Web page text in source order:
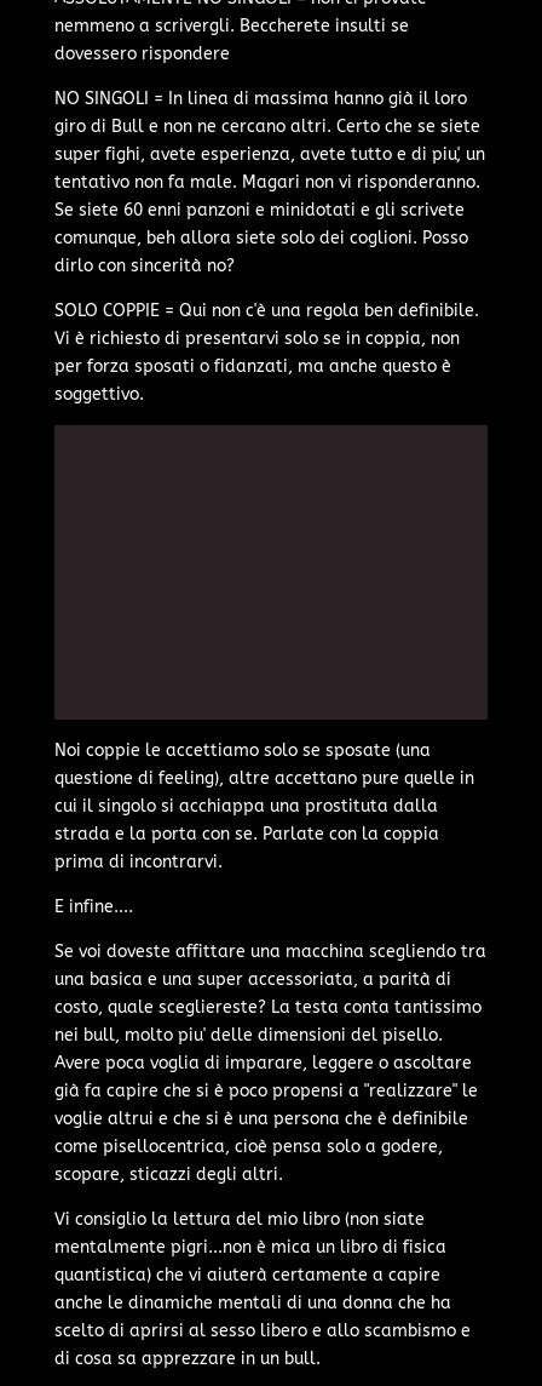
nemmeno a scrivergli. Beccherete insulti se
dovessero rispondere
NO SINGOLI = In linea di massima hanno già il loro
giro di Bull e non ne cercano altri. Certo che se siete
super fighi, avete esperienza, avete tutto e di piu', un
tentativo non fa male. Magari non vi risponderanno.
Se siete 60 enni panzoni e minidotati e gli scrivete
comunque, beh allora siete solo dei coglioni. Posso
dirlo con sincerità no?
SOLO COPPIE = Qui non c'è una regola ben definibile.
Vi è richiesto di presentarvi solo se in coppia, non
per forza sposati o fidanzati, ma anche questo è
soggettivo.
Noi coppie le accettiamo solo se sposate (una
questione di feeling), altre accettano pure quelle in
cui il singolo si acchiappa una prostituta dalla
strada e la porta con se. Parlate con la coppia
prima di incontrarvi.
E infine....
Se voi doveste affittare una macchina scegliendo tra
una basica e una super accessoriata, a parità di
costo, quale scegliereste? La testa conta tantissimo
nei bull, molto piu' delle dimensioni del pisello.
Avere poca voglia di imparare, leggere o ascoltare
già fa capire che si è poco propensi a "realizzare" le
voglie altrui e che si è una persona che è definibile
come pisellocentrica, cioè pensa solo a godere,
scopare, sticazzi degli altri.
Vi consiglio la lettura del mio libro (non siate
mentalmente pigri...non è mica un libro di fisica
quantistica) che vi aiuterà certamente a capire
anche le dinamiche mentali di una donna che ha
scelto di aprirsi al sesso libero e allo scambismo e
di cosa sa apprezzare in un bull.